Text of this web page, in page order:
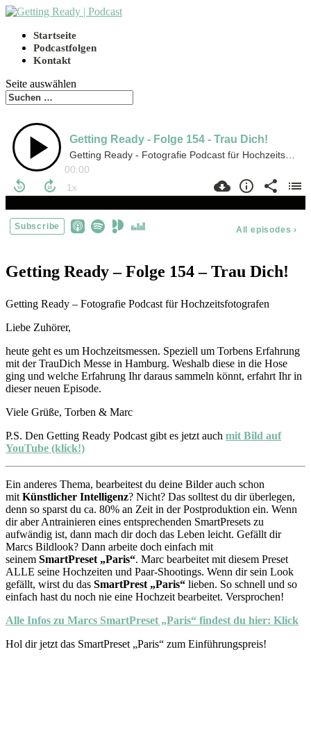
Startseite
Podcastfolgen
Kontakt
Seite auswählen
Getting Ready – Folge 154 – Trau Dich!
Getting Ready – Fotografie Podcast für Hochzeitsfotografen
Liebe Zuhörer,
heute geht es um Hochzeitsmessen. Speziell um Torbens Erfahrung
mit der TrauDich Messe in Hamburg. Weshalb diese in die Hose
ging und welche Erfahrung Ihr daraus sammeln könnt, erfahrt Ihr in
dieser neuen Episode.
Viele Grüße, Torben & Marc
P.S. Den Getting Ready Podcast gibt es jetzt auch mit Bild auf
YouTube (klick!)
Ein anderes Thema, bearbeitest du deine Bilder auch schon
mit Künstlicher Intelligenz? Nicht? Das solltest du dir überlegen,
denn so sparst du ca. 80% an Zeit in der Postproduktion ein. Wenn
dir aber Antrainieren eines entsprechenden SmartPresets zu
aufwändig ist, dann mach dir doch das Leben leicht. Gefällt dir
Marcs Bildlook? Dann arbeite doch einfach mit
seinem SmartPreset „Paris“. Marc bearbeitet mit diesem Preset
ALLE seine Hochzeiten und Paar-Shootings. Wenn dir sein Look
gefällt, wirst du das SmartPrest „Paris“ lieben. So schnell und so
einfach hast du noch nie eine Hochzeit bearbeitet. Versprochen!
Alle Infos zu Marcs SmartPreset „Paris“ findest du hier: Klick
Hol dir jetzt das SmartPreset „Paris“ zum Einführungspreis!